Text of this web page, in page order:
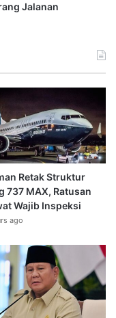
Jalanan
Retak Struktur
737 MAX, Ratusan
Wajib Inspeksi
ago